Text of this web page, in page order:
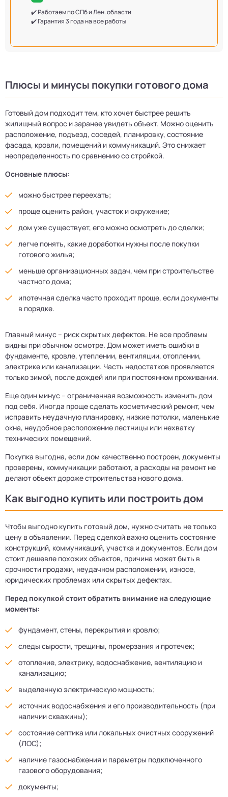
✔️ Работаем по СПб и Лен. области
✔️ Гарантия 3 года на все работы
Плюсы и минусы покупки готового дома
Готовый дом подходит тем, кто хочет быстрее решить
жилищный вопрос и заранее увидеть объект. Можно оценить
расположение, подъезд, соседей, планировку, состояние
фасада, кровли, помещений и коммуникаций. Это снижает
неопределенность по сравнению со стройкой.
Основные плюсы:
можно быстрее переехать;
проще оценить район, участок и окружение;
дом уже существует, его можно осмотреть до сделки;
легче понять, какие доработки нужны после покупки
готового жилья;
меньше организационных задач, чем при строительстве
частного дома;
ипотечная сделка часто проходит проще, если документы
в порядке.
Главный минус – риск скрытых дефектов. Не все проблемы
видны при обычном осмотре. Дом может иметь ошибки в
фундаменте, кровле, утеплении, вентиляции, отоплении,
электрике или канализации. Часть недостатков проявляется
только зимой, после дождей или при постоянном проживании.
Еще один минус – ограниченная возможность изменить дом
под себя. Иногда проще сделать косметический ремонт, чем
исправить неудачную планировку, низкие потолки, маленькие
окна, неудобное расположение лестницы или нехватку
технических помещений.
Покупка выгодна, если дом качественно построен, документы
проверены, коммуникации работают, а расходы на ремонт не
делают объект дороже строительства нового дома.
Как выгодно купить или построить дом
Чтобы выгодно купить готовый дом, нужно считать не только
цену в объявлении. Перед сделкой важно оценить состояние
конструкций, коммуникаций, участка и документов. Если дом
стоит дешевле похожих объектов, причина может быть в
срочности продажи, неудачном расположении, износе,
юридических проблемах или скрытых дефектах.
Перед покупкой стоит обратить внимание на следующие
моменты:
фундамент, стены, перекрытия и кровлю;
следы сырости, трещины, промерзания и протечек;
отопление, электрику, водоснабжение, вентиляцию и
канализацию;
выделенную электрическую мощность;
источник водоснабжения и его производительность (при
наличии скважины);
состояние септика или локальных очистных сооружений
(ЛОС);
наличие газоснабжения и параметры подключенного
газового оборудования;
документы;